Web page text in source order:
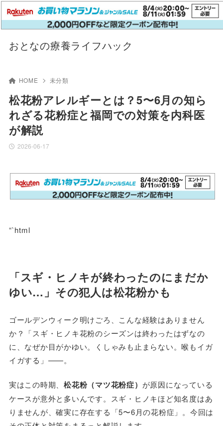
おとなの療養ライフハック
HOME 未分類
松花粉アレルギーとは？5〜6月の知ら
れざる花粉症と福岡での対策を内科医
が解説
2026-06-17
“`html
「スギ・ヒノキが終わったのにまだか
ゆい…」その犯人は松花粉かも
ゴールデンウィーク明けごろ、こんな経験はありません
か？「スギ・ヒノキ花粉のシーズンは終わったはずなの
に、なぜか目がかゆい。くしゃみも止まらない。喉もイガ
イガする」——。
実はこの時期、松花粉（マツ花粉症） が原因になっている
ケースが意外と多いんです。スギ・ヒノキほど知名度はあ
りませんが、確実に存在する「5〜6月の花粉症」。今回は